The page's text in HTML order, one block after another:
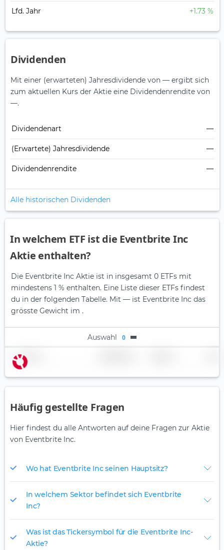
Lfd. Jahr +1.73 %
Dividenden
Mit einer (erwarteten) Jahresdividende von — ergibt sich
zum aktuellen Kurs der Aktie eine Dividendenrendite von
—.
Dividendenart —
(Erwartete) Jahresdividende —
Dividendenrendite —
Alle historischen Dividenden
In welchem ETF ist die Eventbrite Inc
Aktie enthalten?
Die Eventbrite Inc Aktie ist in insgesamt 0 ETFs mit
mindestens 1 % enthalten. Eine Liste dieser ETFs findest
du in der folgenden Tabelle. Mit — ist Eventbrite Inc das
grösste Gewicht im .
Auswahl 0
Name
Häufig gestellte Fragen
Hier findest du alle Antworten auf deine Fragen zur Aktie
von Eventbrite Inc.
Wo hat Eventbrite Inc seinen Hauptsitz?
In welchem Sektor befindet sich Eventbrite
Inc?
Was ist das Tickersymbol für die Eventbrite Inc-
Aktie?